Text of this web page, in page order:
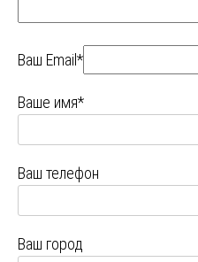
Ваш Email*
Ваше имя*
Ваш телефон
Ваш город